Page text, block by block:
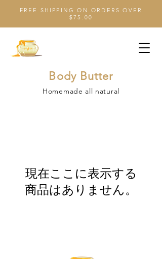
FREE SHIPPING ON ORDERS OVER
$75.00
Body Butter
Homemade all natural
現在ここに表示する
商品はありません。